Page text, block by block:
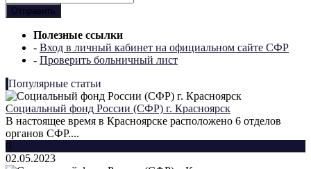
Полезные ссылки
- Вход в личный кабинет на официальном сайте СФР
- Проверить больничный лист
Популярные статьи
Социальный фонд России (СФР) г. Красноярск
В настоящее время в Красноярске расположено 6 отделов
органов СФР....
0
02.05.2023